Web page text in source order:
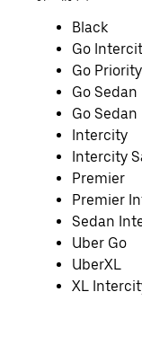
Black
Go
Go Priority
Go Sedan
Go Sedan
Intercity
Intercity
Premier
Premier
Sedan
Uber Go
UberXL
XL